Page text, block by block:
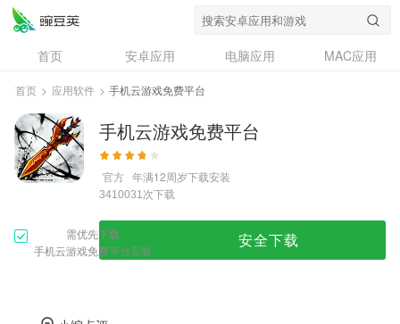
首页 安卓应用 电脑应用
MAC应用
资讯
专题
问答
首页 > 应用软件 > 手机云游戏免费平台
手机云游戏免费平台
官方 年满12周岁下载安装
3410031次下载
需优先下载
手机云游戏免费平台安装
安全下载